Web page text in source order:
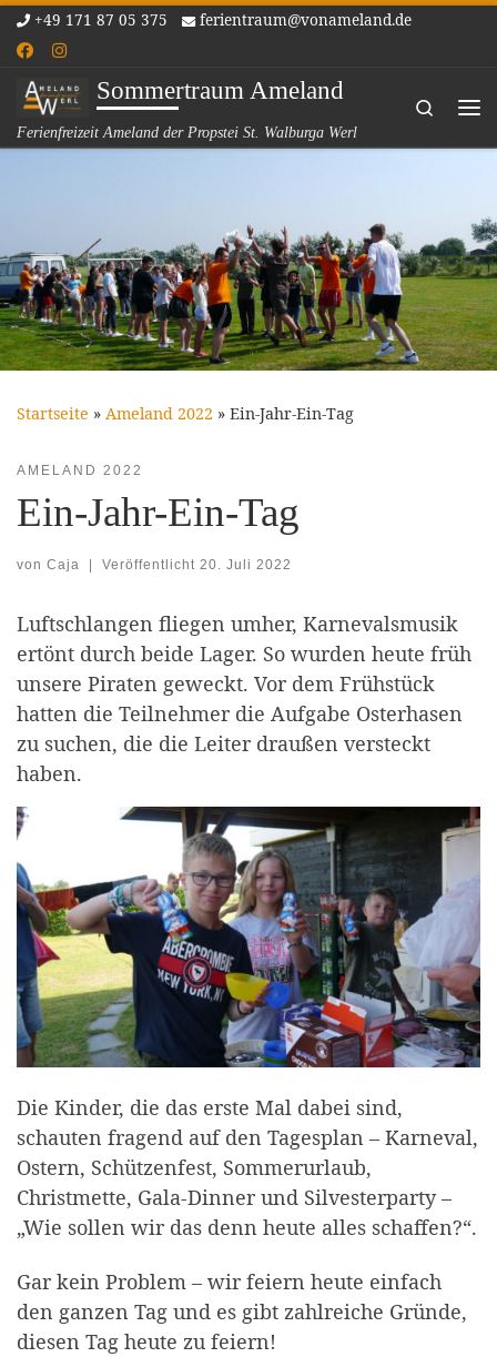
Zum Inhalt springen
+49 171 87 05 375 ferientraum@vonameland.de
Sommertraum Ameland
Ferienfreizeit Ameland der Propstei St. Walburga Werl
Search
Startseite » Ameland 2022 » Ein-Jahr-Ein-Tag
AMELAND 2022
Ein-Jahr-Ein-Tag
von Caja Veröffentlicht 20. Juli 2022
Luftschlangen fliegen umher, Karnevalsmusik
ertönt durch beide Lager. So wurden heute früh
unsere Piraten geweckt. Vor dem Frühstück
hatten die Teilnehmer die Aufgabe Osterhasen
zu suchen, die die Leiter draußen versteckt
haben.
Die Kinder, die das erste Mal dabei sind,
schauten fragend auf den Tagesplan – Karneval,
Ostern, Schützenfest, Sommerurlaub,
Christmette, Gala-Dinner und Silvesterparty –
„Wie sollen wir das denn heute alles schaffen?“.
Gar kein Problem – wir feiern heute einfach
den ganzen Tag und es gibt zahlreiche Gründe,
diesen Tag heute zu feiern!